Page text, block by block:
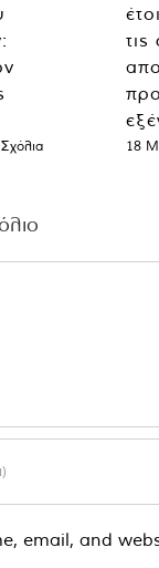
18
email, and